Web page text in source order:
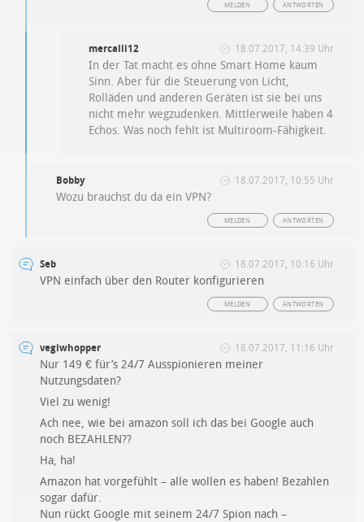
ANTWORTEN
MELDEN
mercalli12 18.07.2017, 14:39 Uhr
In der Tat macht es ohne Smart Home kaum
Sinn. Aber für die Steuerung von Licht,
Rolläden und anderen Geräten ist sie bei uns
nicht mehr wegzudenken. Mittlerweile haben 4
Echos. Was noch fehlt ist Multiroom-Fähigkeit.
Bobby 18.07.2017, 10:55 Uhr
Wozu brauchst du da ein VPN?
ANTWORTEN
MELDEN
Seb 18.07.2017, 10:16 Uhr
VPN einfach über den Router konfigurieren
ANTWORTEN
MELDEN
vegiwhopper 18.07.2017, 11:16 Uhr
Nur 149 € für’s 24/7 Ausspionieren meiner
Nutzungsdaten?
Viel zu wenig!
Ach nee, wie bei amazon soll ich das bei Google auch
noch BEZAHLEN??
Ha, ha!
Amazon hat vorgefühlt – alle wollen es haben! Bezahlen
sogar dafür.
Nun rückt Google mit seinem 24/7 Spion nach –